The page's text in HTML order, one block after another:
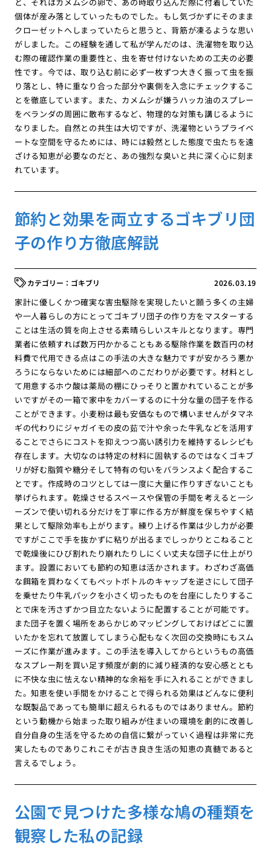
個体が産み落としていったものでした。もし気づかずにそのまま
クローゼットへしまっていたらと思うと、背筋が凍るような思い
がしました。この経験を通して私が学んだのは、洗濯物を取り込
む際の確認作業の重要性と、虫を寄せ付けないための工夫の必要
性です。今では、取り込む前に必ず一枚ずつ大きく振って虫を振
り落とし、特に重なり合った部分や裏側を入念にチェックするこ
とを徹底しています。また、カメムシが嫌うハッカ油のスプレー
をベランダの周囲に散布するなど、物理的な対策も講じるように
なりました。自然との共生は大切ですが、洗濯物というプライベ
ートな空間を守るためには、時には毅然とした態度で虫たちを遠
ざける知恵が必要なのだと、あの強烈な臭いと共に深く心に刻ま
れています。
節約と効果を両立するゴキブリ団
子の作り方徹底解説
2026.03.19
ゴキブリ
家計に優しくかつ確実な害虫駆除を実現したいと願う多くの主婦
や一人暮らしの方にとってゴキブリ団子の作り方をマスターする
ことは生活の質を向上させる素晴らしいスキルとなります。専門
業者に依頼すれば数万円かかることもある駆除作業を数百円の材
料費で代用できる点はこの手法の大きな魅力ですが安かろう悪か
ろうにならないためには細部へのこだわりが必要です。材料とし
て用意するホウ酸は薬局の棚にひっそりと置かれていることが多
いですがその一箱で家中をカバーするのに十分な量の団子を作る
ことができます。小麦粉は最も安価なもので構いませんがタマネ
ギの代わりにジャガイモの皮の茹で汁や余った牛乳などを活用す
ることでさらにコストを抑えつつ高い誘引力を維持するレシピも
存在します。大切なのは特定の材料に固執するのではなくゴキブ
リが好む脂質や糖分そして特有の匂いをバランスよく配合するこ
とです。作成時のコツとしては一度に大量に作りすぎないことも
挙げられます。乾燥させるスペースや保管の手間を考えると一シ
ーズンで使い切れる分だけを丁寧に作る方が鮮度を保ちやすく結
果として駆除効率も上がります。練り上げる作業は少し力が必要
ですがここで手を抜かずに粘りが出るまでしっかりとこねること
で乾燥後にひび割れたり崩れたりしにくい丈夫な団子に仕上がり
ます。設置においても節約の知恵は活かされます。わざわざ高価
な餌箱を買わなくてもペットボトルのキャップを逆さにして団子
を乗せたり牛乳パックを小さく切ったものを台座にしたりするこ
とで床を汚さずかつ目立たないように配置することが可能です。
また団子を置く場所をあらかじめマッピングしておけばどこに置
いたかを忘れて放置してしまう心配もなく次回の交換時にもスム
ーズに作業が進みます。この手法を導入してからというもの高価
なスプレー剤を買い足す頻度が劇的に減り経済的な安心感ととも
に不快な虫に怯えない精神的な余裕を手に入れることができまし
た。知恵を使い手間をかけることで得られる効果はどんなに便利
な既製品であっても簡単に超えられるものではありません。節約
という動機から始まった取り組みが住まいの環境を劇的に改善し
自分自身の生活を守るための自信に繋がっていく過程は非常に充
実したものでありこれこそが古き良き生活の知恵の真髄であると
言えるでしょう。
公園で見つけた多様な鳩の種類を
観察した私の記録